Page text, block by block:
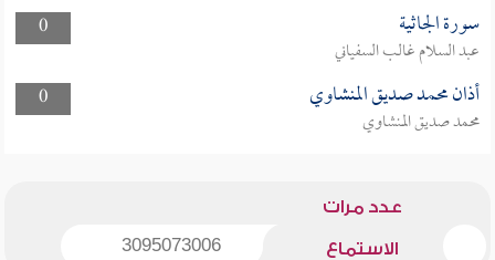
0
سورة الجاثية
عبد السلام غالب السفياني
0
أذان محمد صديق المنشاوي
محمد صديق المنشاوي
عدد مرات
الاستماع 3095073006